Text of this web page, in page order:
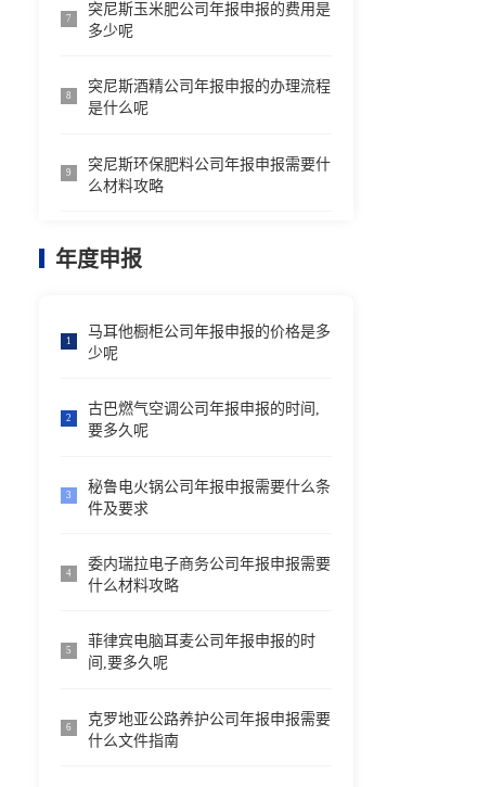
7
突尼斯玉米肥公司年报申报的费用是
多少呢
8
突尼斯酒精公司年报申报的办理流程
是什么呢
9
突尼斯环保肥料公司年报申报需要什
么材料攻略
年度申报
1
马耳他橱柜公司年报申报的价格是多
少呢
2
古巴燃气空调公司年报申报的时间,
要多久呢
3
秘鲁电火锅公司年报申报需要什么条
件及要求
4
委内瑞拉电子商务公司年报申报需要
什么材料攻略
5
菲律宾电脑耳麦公司年报申报的时
间,要多久呢
6
克罗地亚公路养护公司年报申报需要
什么文件指南